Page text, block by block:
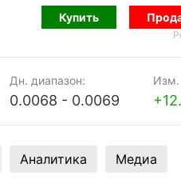
Купить
Дн. диапазон:
0.0068 - 0.0069
Изм.
Аналитика Медиа